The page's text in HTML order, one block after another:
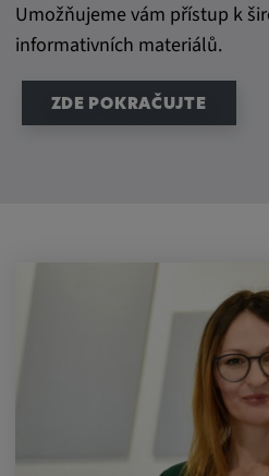
Umožňujeme vám přístup k
informativních materiálů.
ZDE POKRAČUJTE